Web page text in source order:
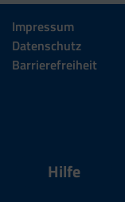
Impressum
Datenschutz
Barrierefreiheit
Hilfe